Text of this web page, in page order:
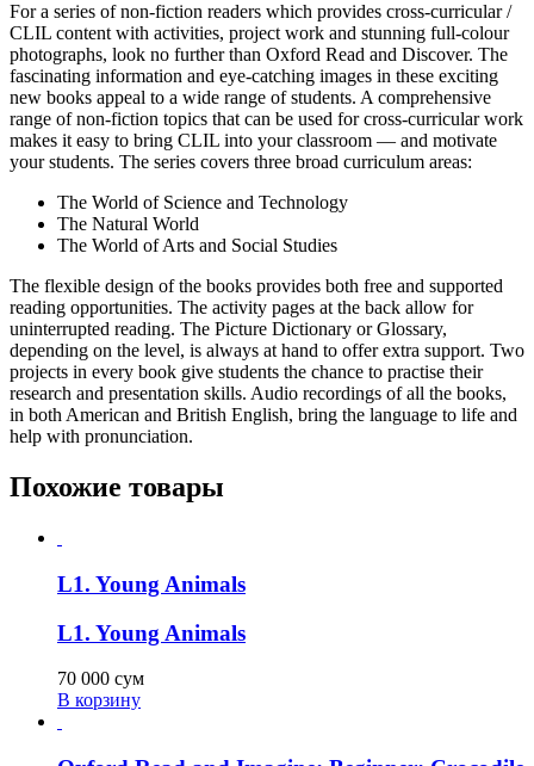
For a series of non-fiction readers which provides cross-curricular /
CLIL content with activities, project work and stunning full-colour
photographs, look no further than Oxford Read and Discover. The
fascinating information and eye-catching images in these exciting
new books appeal to a wide range of students. A comprehensive
range of non-fiction topics that can be used for cross-curricular work
makes it easy to bring CLIL into your classroom — and motivate
your students. The series covers three broad curriculum areas:
The World of Science and Technology
The Natural World
The World of Arts and Social Studies
The flexible design of the books provides both free and supported
reading opportunities. The activity pages at the back allow for
uninterrupted reading. The Picture Dictionary or Glossary,
depending on the level, is always at hand to offer extra support. Two
projects in every book give students the chance to practise their
research and presentation skills. Audio recordings of all the books,
in both American and British English, bring the language to life and
help with pronunciation.
Похожие товары
L1. Young Animals
L1. Young Animals
70 000 сум
В корзину